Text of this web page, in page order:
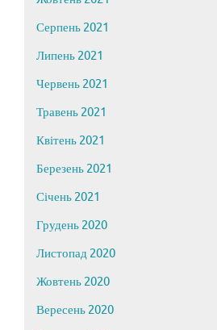
Серпень 2021
Липень 2021
Червень 2021
Травень 2021
Квітень 2021
Березень 2021
Січень 2021
Грудень 2020
Листопад 2020
Жовтень 2020
Вересень 2020